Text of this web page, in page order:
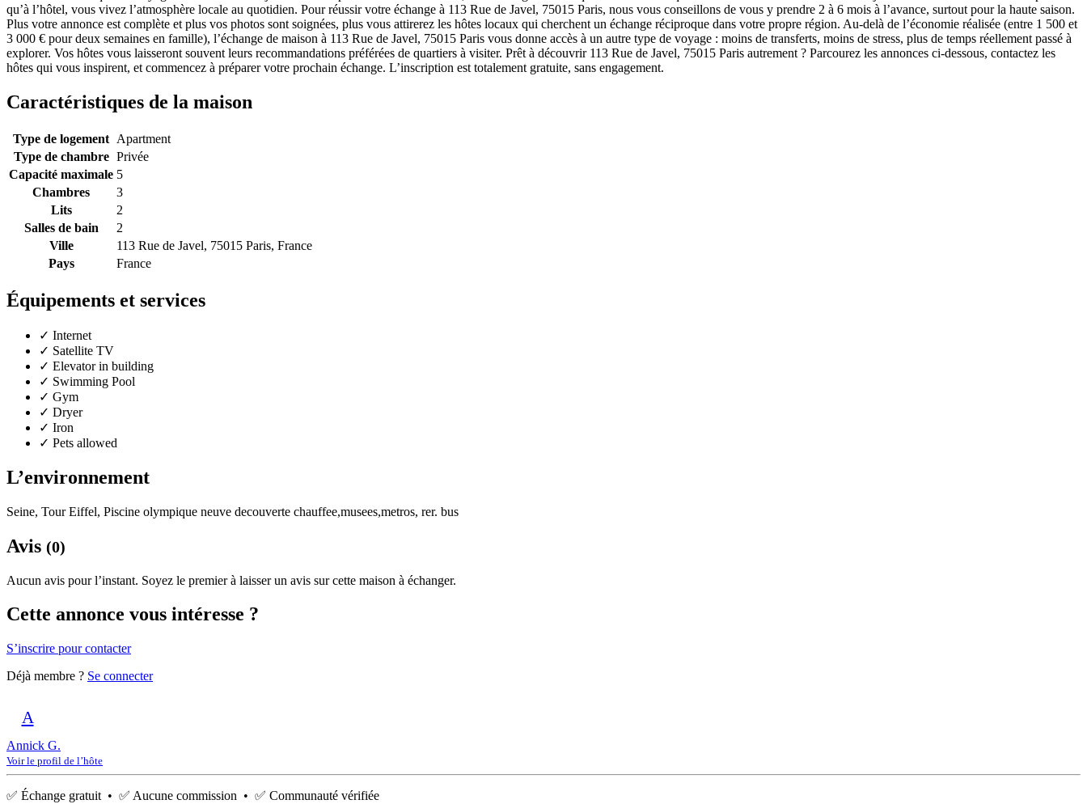
qu’à l’hôtel, vous vivez l’atmosphère locale au quotidien. Pour réussir votre échange à 113 Rue de Javel, 75015 Paris, nous vous conseillons de vous y prendre 2 à 6 mois à l’avance, surtout pour la haute saison.
Plus votre annonce est complète et plus vos photos sont soignées, plus vous attirerez les hôtes locaux qui cherchent un échange réciproque dans votre propre région. Au-delà de l’économie réalisée (entre 1 500 et
3 000 € pour deux semaines en famille), l’échange de maison à 113 Rue de Javel, 75015 Paris vous donne accès à un autre type de voyage : moins de transferts, moins de stress, plus de temps réellement passé à
explorer. Vos hôtes vous laisseront souvent leurs recommandations préférées de quartiers à visiter. Prêt à découvrir 113 Rue de Javel, 75015 Paris autrement ? Parcourez les annonces ci-dessous, contactez les
hôtes qui vous inspirent, et commencez à préparer votre prochain échange. L’inscription est totalement gratuite, sans engagement.
Caractéristiques de la maison
Type de logement Apartment
Type de chambre Privée
Capacité maximale 5
Chambres
3
Lits
2
Salles de bain
2
Ville
113 Rue de Javel, 75015 Paris, France
Pays
France
Équipements et services
✓ Internet
✓ Satellite TV
✓ Elevator in building
✓ Swimming Pool
✓ Gym
✓ Dryer
✓ Iron
✓ Pets allowed
L’environnement
Seine, Tour Eiffel, Piscine olympique neuve decouverte chauffee,musees,metros, rer. bus
Avis (0)
Aucun avis pour l’instant. Soyez le premier à laisser un avis sur cette maison à échanger.
Cette annonce vous intéresse ?
S’inscrire pour contacter
Déjà membre ? Se connecter
A
Annick G.
Voir le profil de l’hôte
✅ Échange gratuit • ✅ Aucune commission • ✅ Communauté vérifiée